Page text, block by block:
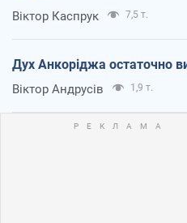
Віктор Каспрук 7,5 т.
Дух Анкоріджа остаточно
Віктор Андрусів 1,9 т.